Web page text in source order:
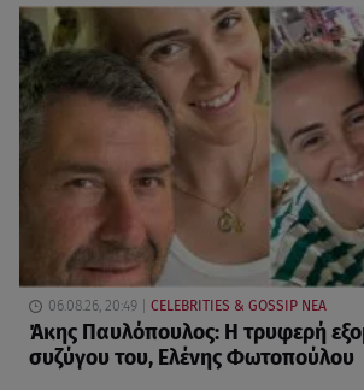
06.08.26, 20:49 CELEBRITIES & GOSSIP ΝΕΑ
Άκης Παυλόπουλος: Η τρυφερή
συζύγου του, Ελένης Φωτοπούλου